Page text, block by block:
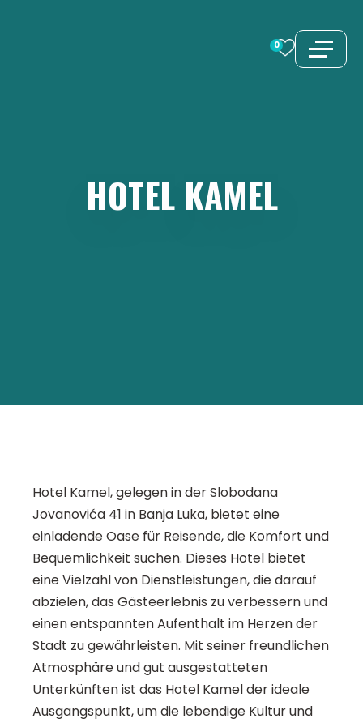
0
HOTEL KAMEL
Hotel Kamel, gelegen in der Slobodana
Jovanovića 41 in Banja Luka, bietet eine
einladende Oase für Reisende, die Komfort und
Bequemlichkeit suchen. Dieses Hotel bietet
eine Vielzahl von Dienstleistungen, die darauf
abzielen, das Gästeerlebnis zu verbessern und
einen entspannten Aufenthalt im Herzen der
Stadt zu gewährleisten. Mit seiner freundlichen
Atmosphäre und gut ausgestatteten
Unterkünften ist das Hotel Kamel der ideale
Ausgangspunkt, um die lebendige Kultur und